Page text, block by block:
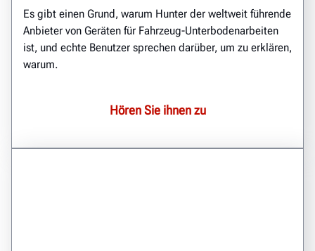
Es gibt einen Grund, warum Hunter der weltweit führende
Anbieter von Geräten für Fahrzeug-Unterbodenarbeiten
ist, und echte Benutzer sprechen darüber, um zu erklären,
warum.
Hören Sie ihnen zu